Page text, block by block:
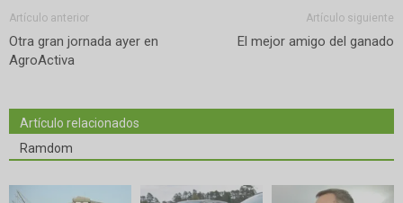
Artículo anterior
Otra gran jornada ayer en
AgroActiva
Artículo siguiente
El mejor amigo del ganado
Artículo relacionados
Ramdom